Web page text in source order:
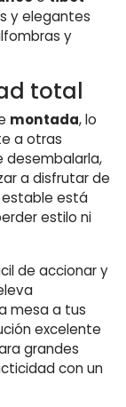
y elegantes
y
total
montada, lo
a otras
desembalarla,
a disfrutar de
estable está
estilo ni
de accionar y
mesa a tus
excelente
grandes
con un